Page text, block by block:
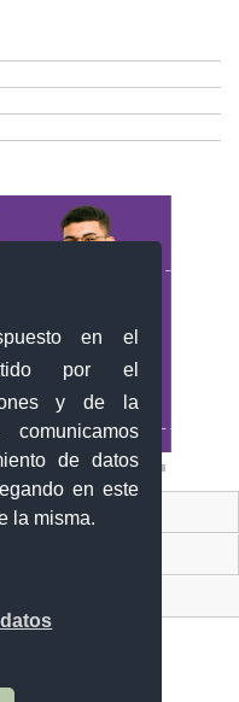
en el
por el
y de la
de datos
en este
la misma.
Digital